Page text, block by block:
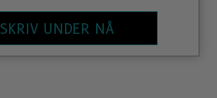
SKRIV UNDER NÅ